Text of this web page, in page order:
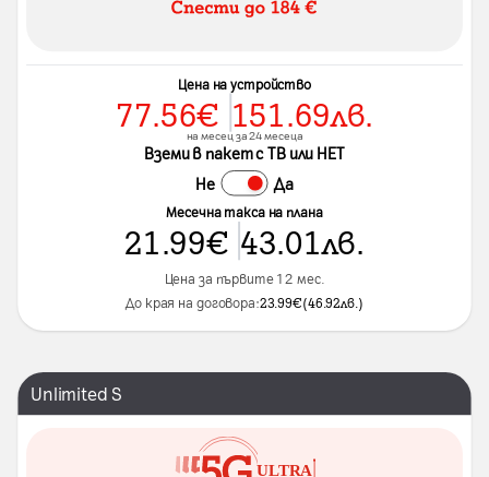
Цена на устройство
77.56€ 151.69лв.
на месец за 24 месеца
Вземи в пакет с ТВ или НЕТ
Не Да
Месечна такса на плана
21.99€ 43.01лв.
Цена за първите 12 мес.
До края на договора:23.99€(46.92лв. )
Unlimited S